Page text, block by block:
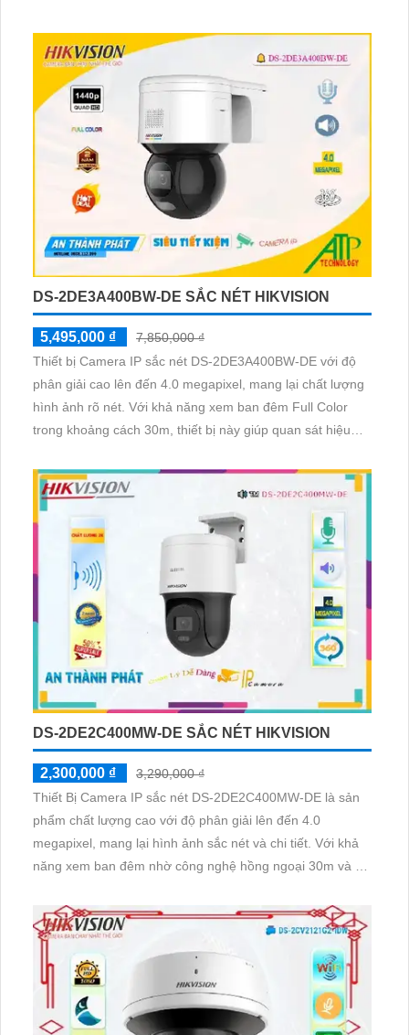
DS-2DE3A400BW-DE SẮC NÉT HIKVISION
5,495,000 ₫
7,850,000 ₫
Thiết bị Camera IP sắc nét DS-2DE3A400BW-DE với độ
phân giải cao lên đến 4.0 megapixel, mang lại chất lượng
hình ảnh rõ nét. Với khả năng xem ban đêm Full Color
trong khoảng cách 30m, thiết bị này giúp quan sát hiệu
tiến, Camera IP này không giảm chất lượng hình ảnh,
thậm chí có thể hiển thị màu sắc trong điều kiện ánh sáng
yếu
DS-2DE2C400MW-DE SẮC NÉT HIKVISION
2,300,000 ₫
3,290,000 ₫
Thiết Bị Camera IP sắc nét DS-2DE2C400MW-DE là sản
phẩm chất lượng cao với độ phân giải lên đến 4.0
megapixel, mang lại hình ảnh sắc nét và chi tiết. Với khả
năng xem ban đêm nhờ công nghệ hồng ngoại 30m và hệ
ảnh. Ngoài ra, thiết bị còn được trang bị công nghệ Smart
IR, giúp tối ưu hóa hình ảnh trong điều kiện ánh sáng yếu